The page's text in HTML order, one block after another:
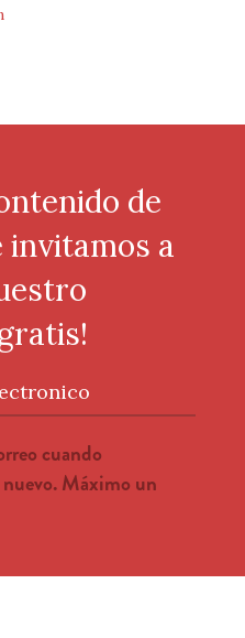
de
a
cuando
Máximo un